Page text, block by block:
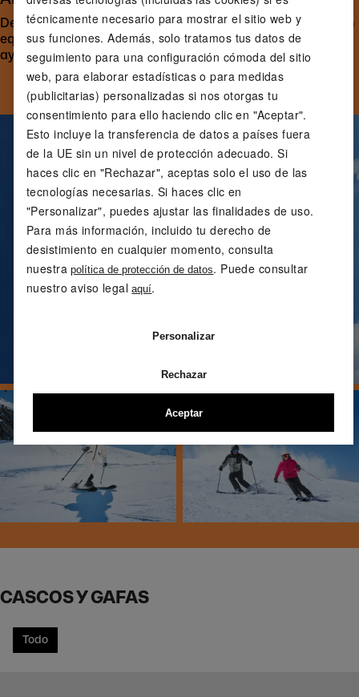
Desde calor y protección hasta agilidad y control, un buen
equipo para deportes de invierno te da seguridad y te
ayuda a rendir al máximo.
CASCOS Y GAFAS
Todo
técnicamente necesario para mostrar el sitio web y
sus funciones. Además, solo tratamos tus datos de
seguimiento para una configuración cómoda del sitio
web, para elaborar estadísticas o para medidas
(publicitarias) personalizadas si nos otorgas tu
consentimiento para ello haciendo clic en "Aceptar".
Esto incluye la transferencia de datos a países fuera
de la UE sin un nivel de protección adecuado. Si
haces clic en "Rechazar", aceptas solo el uso de las
tecnologías necesarias. Si haces clic en
"Personalizar", puedes ajustar las finalidades de uso.
Para más información, incluido tu derecho de
desistimiento en cualquier momento, consulta
nuestrapolítica de protección de datos. Puede consultar
nuestro aviso legalaquí.
Personalizar
Rechazar
Aceptar